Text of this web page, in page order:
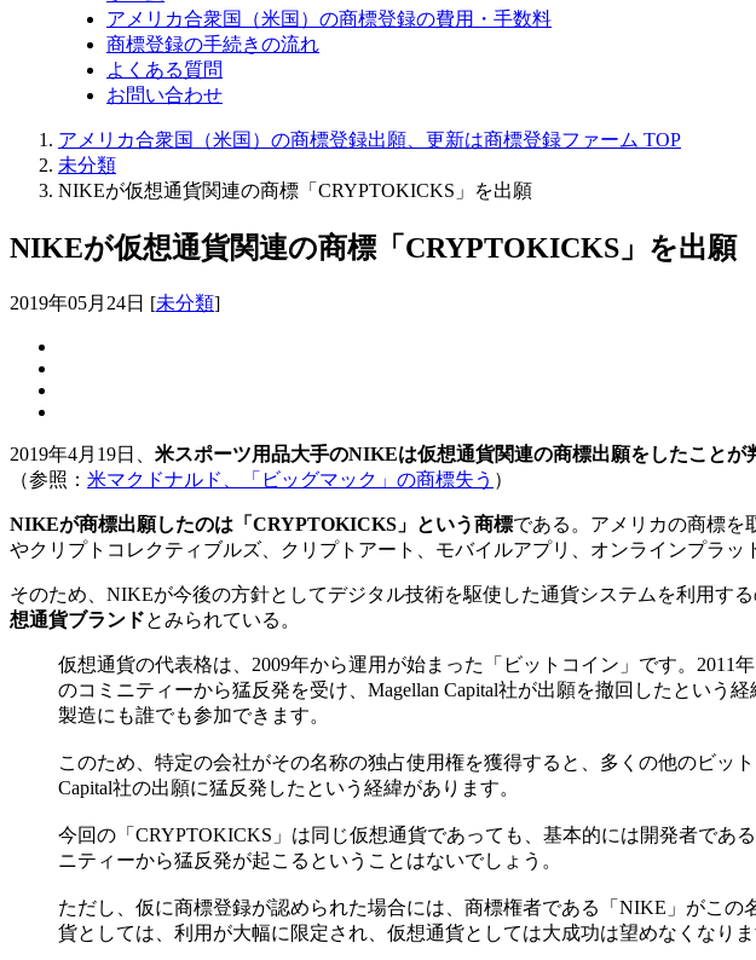
アメリカ合衆国（米国）の商標登録の費用・手数料
商標登録の手続きの流れ
よくある質問
お問い合わせ
アメリカ合衆国（米国）の商標登録出願、更新は商標登録ファーム TOP
未分類
NIKEが仮想通貨関連の商標「CRYPTOKICKS」を出願
NIKEが仮想通貨関連の商標「CRYPTOKICKS」を出願
2019年05月24日 [未分類]
2019年4月19日、 米スポーツ用品大手のNIKEは仮想通貨関連の商標出願をしたことが
（参照： 米マクドナルド、「ビッグマック」の商標失う ）
NIKEが商標出願したのは「CRYPTOKICKS」という商標である。アメリカの商標を
やクリプトコレクティブルズ、クリプトアート、モバイルアプリ、オンラインプラ
そのため、NIKEが今後の方針としてデジタル技術を駆使した通貨システムを利用す
想通貨ブランドとみられている。
仮想通貨の代表格は、2009年から運用が始まった「ビットコイン」です。2011
のコミニティーから猛反発を受け、Magellan Capital社が出願を撤回したとい
製造にも誰でも参加できます。
このため、特定の会社がその名称の独占使用権を獲得すると、多くの他のビッ
Capital社の出願に猛反発したという経緯があります。
今回の「CRYPTOKICKS」は同じ仮想通貨であっても、基本的には開発者であ
ニティーから猛反発が起こるということはないでしょう。
ただし、仮に商標登録が認められた場合には、商標権者である「NIKE」がこ
貨としては、利用が大幅に限定され、仮想通貨としては大成功は望めなくなりま